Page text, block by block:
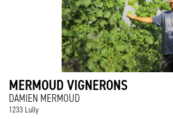
MERMOUD VIGNERONS
DAMIEN MERMOUD
1233 Lully